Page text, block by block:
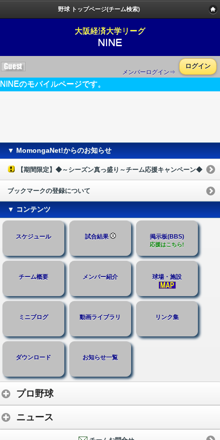
野球 トップページ(チーム検索)
大阪経済大学リーグ
NINE
メンバーログイン⇒
ログイン
NINEのモバイルページです。
▼ MomongaNet!からのお知らせ
【期間限定】◆～シーズン真っ盛り～チーム応援キャンペーン◆
ブックマークの登録について
▼ コンテンツ
スケジュール 試合結果 掲示板(BBS)
応援はこちら!
チーム概要 メンバー紹介 球場・施設
ミニブログ 動画ライブラリ リンク集
ダウンロード お知らせ一覧
プロ野球
ニュース